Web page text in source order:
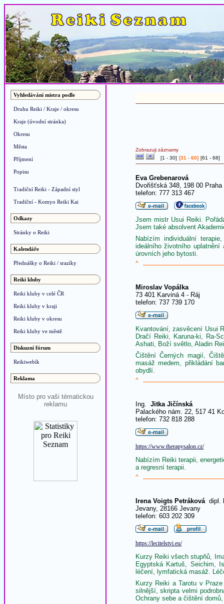
Vyhledávání mistra podle
Druhu Reiki / Kraje / okresu
Kraje (úvodní stránka)
Okresu
Města
Příjmení
Popisu
Tradiční Reiki - Západní styl
Tradiční - Komyo Reiki Kai
Odkazy
Stránky o Reiki
Kalendáře
Přednášky o Reiki / srazíky
Reiki kluby
Reiki kluby v celé ČR
Reiki kluby v kraji
Reiki kluby v okresu
Reiki kluby ve městě
Diskuzní fórum
Reikiwebík
Reklama
Místo pro vaši tématickou
reklamu
Zobrazuji záznamy
[1 - 30] [31 - 60] [61 - 68]
Eva Grebenarová
Dvořišťská 348, 198 00 Praha
telefon: 777 313 467
Jsem mistr Usui Reiki.
Jsem také absolvent
Nabízím individuální
ideálního životního
úrovních jeho bytosti.
^
Miroslav Vopálka
73 401 Karviná 4 - Ráj
telefon: 737 739 170
Kvantování, zasvěcení Usui
Dračí Reiki, Karuna-ki, Ra-
Ashati, Boží světlo, Aladin
Čištění Černých magií,
masáž medem, přikládání
obydlí.
^
Ing. Jitka Jičínská
Palackého nám. 22, 517 41
telefon: 732 818 288
https://www.therapysalon.cz/
Nabízím Reiki terapii,
a regresní terapii.
^
Irena Voigts Petrákovádipl.
Jevany, 28166 Jevany
telefon: 603 202 309
https://lecitelstvi.eu/
Kurzy Reiki všech stupňů,
Egyptská Kartuš, Seichim,
léčení, lymfatická masáž.
Kurzy Reiki a Tarotu v
silnější, skripta velmi
Ochrany sebe a čištění